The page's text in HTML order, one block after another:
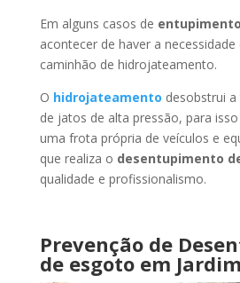
Em alguns casos de
acontecer de haver a
caminhão de hidrojateamento.
O hidrojateamento desobstrui
de jatos de alta pressão, para
uma frota própria de veículos e
que realiza o desentupimento
qualidade e profissionalismo.
Prevenção de
de esgoto em